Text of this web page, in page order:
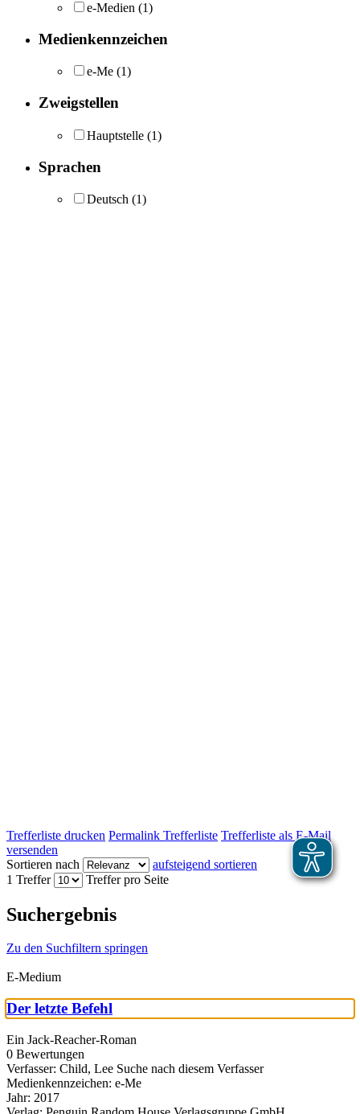
e-Medien (1)
Medienkennzeichen
e-Me (1)
Zweigstellen
Hauptstelle (1)
Sprachen
Deutsch (1)
Trefferliste drucken Permalink Trefferliste Trefferliste als E-Mail
versenden
Sortieren nach
aufsteigend sortieren
1 Treffer
Treffer pro Seite
Suchergebnis
Zu den Suchfiltern springen
E-Medium
Der letzte Befehl
Ein Jack-Reacher-Roman
0 Bewertungen
Verfasser: Child, Lee Suche nach diesem Verfasser
Medienkennzeichen: e-Me
Jahr: 2017